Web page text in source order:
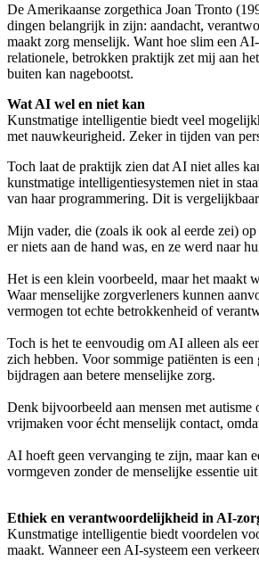
De Amerikaanse zorgethica Joan Tronto
dingen belangrijk in zijn: aandacht,
maakt zorg menselijk. Want hoe slim een
relationele, betrokken praktijk zet mij aan
buiten kan nagebootst.
Wat AI wel en niet kan
Kunstmatige intelligentie biedt veel
met nauwkeurigheid. Zeker in tijden van
Toch laat de praktijk zien dat AI niet alles
kunstmatige intelligentiesystemen niet in
van haar programmering. Dit is
Mijn vader, die (zoals ik ook al eerde zei)
er niets aan de hand was, en ze werd naar
Het is een klein voorbeeld, maar het maakt
Waar menselijke zorgverleners kunnen
vermogen tot echte betrokkenheid of
Toch is het te eenvoudig om AI alleen als
zich hebben. Voor sommige patiënten is
bijdragen aan betere menselijke zorg.
Denk bijvoorbeeld aan mensen met
vrijmaken voor écht menselijk contact,
AI hoeft geen vervanging te zijn, maar kan
vormgeven zonder de menselijke essentie
Ethiek en verantwoordelijkheid in AI-
Kunstmatige intelligentie biedt voordelen
maakt. Wanneer een AI-systeem een